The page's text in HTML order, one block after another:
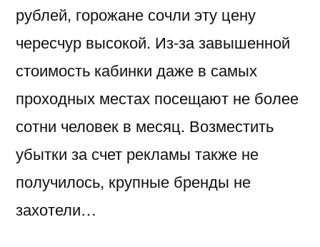
рублей, горожане сочли эту цену
чересчур высокой. Из-за завышенной
стоимость кабинки даже в самых
проходных местах посещают не более
сотни человек в месяц. Возместить
убытки за счет рекламы также не
получилось, крупные бренды не
захотели…